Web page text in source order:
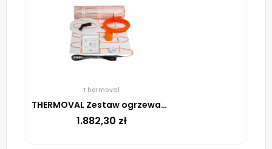
Thermoval
THERMOVAL Zestaw ogrzewania podłogowego – mata TV TO 15m² 170W/m² regulator TT 16 biały
1.882,30 zł